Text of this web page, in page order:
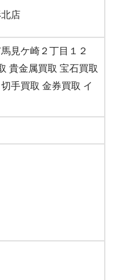
店
見ケ崎２丁目１２
貴金属買取 宝石買取
手買取 金券買取 イ